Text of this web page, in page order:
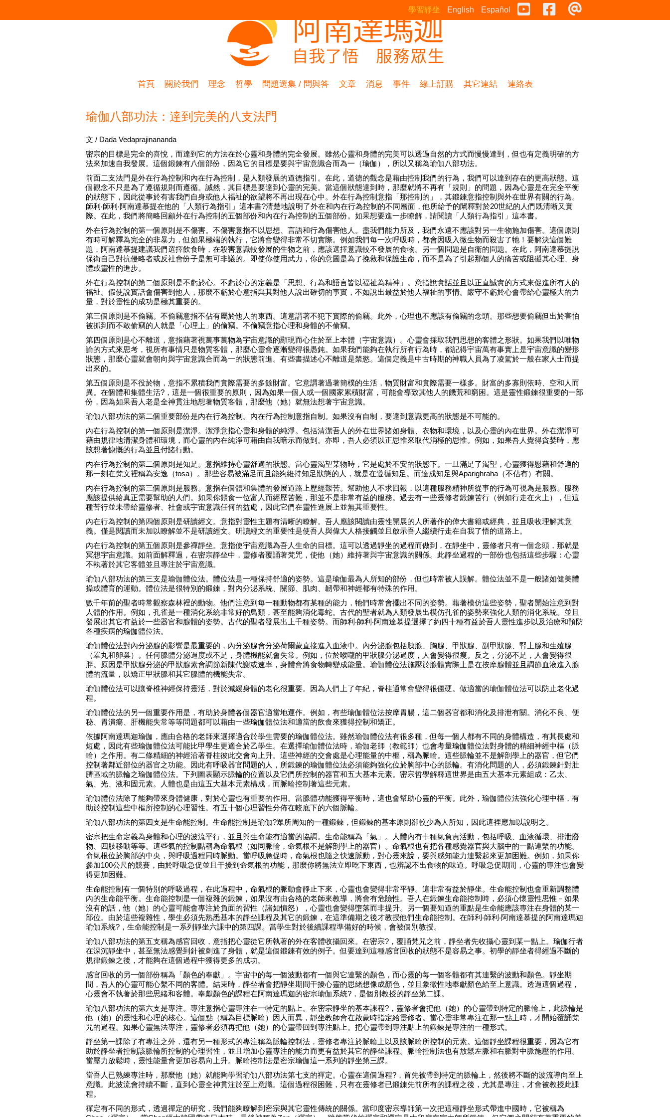
學習靜坐 English Español Youtube Facebook
首頁 關於我們 理念 哲學 問題選集 / 問與答 文章 消息 事件 線上訂購 其它連結 連絡表
瑜伽八部功法：達到完美的八支法門
文 / Dada Vedaprajinananda
密宗的目標是完全的喜悅，而達到它的方法在於心靈和身體的完全發展。雖然心靈和身體的完美可以透過自然的方式而慢慢達到，但也有定義明確的方
法來加速自我發展。這個鍛鍊有八個部份，因為它的目標是要與宇宙意識合而為一（瑜伽），所以又稱為瑜伽八部功法。
前面二支法門是外在行為控制和內在行為控制，是人類發展的道德指引。在此，道德的觀念是藉由控制我們的行為，我們可以達到存在的更高狀態。這
個觀念不只是為了遵循規則而遵循。誠然，其目標是要達到心靈的完美。當這個狀態達到時，那麼就將不再有「規則」的問題，因為心靈是在完全平衡
的狀態下，因此從事於有害我們自身或他人福祉的欲望將不再出現在心中。外在行為控制意指「那控制的」，其鍛鍊意指控制與外在世界有關的行為。
師利‧師利‧阿南達慕提在他的「人類行為指引」這本書?清楚地說明了外在和內在行為控制的不同層面，他所給予的闡釋對於20世紀的人們既清晰又實
際。在此，我們將簡略回顧外在行為控制的五個部份和內在行為控制的五個部份。如果想要進一步瞭解，請閱讀「人類行為指引」這本書。
外在行為控制的第一個原則是不傷害。不傷害意指不以思想、言語和行為傷害他人。盡我們能力所及，我們永遠不應該對另一生物施加傷害。這個原則
有時可解釋為完全的非暴力，但如果極端的執行，它將會變得非常不切實際。例如我們每一次呼吸時，都會因吸入微生物而殺害了牠！要解決這個難
題，阿南達慕提建議我們選擇飲食時，在殺害意識較發展的生物之前，應該選擇意識較不發展的食物。另一個問題是自衛的問題。在此，阿南達慕提說
保衛自己對抗侵略者或反社會份子是無可非議的。即使你使用武力，你的意圖是為了挽救和保護生命，而不是為了引起那個人的痛苦或阻礙其心理、身
體或靈性的進步。
外在行為控制的第二個原則是不虧於心。不虧於心的定義是「思想、行為和語言皆以福祉為精神」。意指說實話並且以正直誠實的方式來促進所有人的
福祉。假使說實話會傷害到他人，那麼不虧於心意指與其對他人說出確切的事實，不如說出最益於他人福祉的事情。嚴守不虧於心會帶給心靈極大的力
量，對於靈性的成功是極其重要的。
第三個原則是不偷竊。不偷竊意指不佔有屬於他人的東西。這意謂著不犯下實際的偷竊。此外，心理也不應該有偷竊的念頭。那些想要偷竊但出於害怕
被抓到而不敢偷竊的人就是「心理上」的偷竊。不偷竊意指心理和身體的不偷竊。
第四個原則是心不離道，意指藉著視萬事萬物為宇宙意識的顯現而心住於至上本體（宇宙意識）。心靈會採取我們思想的客體之形狀。如果我們以唯物
論的方式來思考，視所有事情只是物質客體，那麼心靈會逐漸變得很愚鈍。如果我們能夠在執行所有行為時，都記得宇宙萬有事實上是宇宙意識的變形
狀態，那麼心靈就會朝向與宇宙意識合而為一的狀態前進。有些書描述心不離道是禁慾。這個定義是中古時期的神職人員為了凌駕於一般在家人士而提
出來的。
第五個原則是不役於物，意指不累積我們實際需要的多餘財富。它意謂著過著簡樸的生活，物質財富和實際需要一樣多。財富的多寡則依時、空和人而
異。在個體和集體生活?，這是一個很重要的原則，因為如果一個人或一個國家累積財富，可能會導致其他人的饑荒和窮困。這是靈性鍛鍊很重要的一部
份，因為如果吾人老是全神貫注地想著物質客體，那麼他（她）就無法想著宇宙意識。
瑜伽八部功法的第二個重要部份是內在行為控制。內在行為控制意指自制。如果沒有自制，要達到意識更高的狀態是不可能的。
內在行為控制的第一個原則是潔淨。潔淨意指心靈和身體的純淨。包括清潔吾人的外在世界諸如身體、衣物和環境，以及心靈的內在世界。外在潔淨可
藉由規律地清潔身體和環境，而心靈的內在純淨可藉由自我暗示而做到。亦即，吾人必須以正思惟來取代消極的思惟。例如，如果吾人覺得貪婪時，應
該想著慷慨的行為並且付諸行動。
內在行為控制的第二個原則是知足。意指維持心靈舒適的狀態。當心靈渴望某物時，它是處於不安的狀態下。一旦滿足了渴望，心靈獲得慰藉和舒適的
那一刻在梵文裡稱為安逸（tosa）。那些容易被滿足而且能夠維持知足狀態的人，就是在遵循知足。而達成知足與Aparighraha（不佔有）有關。
內在行為控制的第三個原則是服務。意指在個體和集體的發展道路上歷經艱苦。幫助他人不求回報，以這種服務精神所從事的行為可視為是服務。服務
應該提供給真正需要幫助的人們。如果你餵食一位富人而經歷苦難，那並不是非常有益的服務。過去有一些靈修者鍛鍊苦行（例如行走在火上），但這
種苦行並未帶給靈修者、社會或宇宙意識任何的益處，因此它們在靈性進展上並無其重要性。
內在行為控制的第四個原則是研讀經文。意指對靈性主題有清晰的瞭解。吾人應該閱讀由靈性開展的人所著作的偉大書籍或經典，並且吸收理解其意
義。僅是閱讀而未加以瞭解並不是研讀經文。研讀經文的重要性是使吾人與偉大人格接觸並且啟示吾人繼續行走在自我了悟的道路上。
內在行為控制的第五個原則是參禪靜坐。意指使宇宙意識為吾人生命的目標。這可以透過靜坐的過程而做到，在靜坐中，靈修者只有一個念頭，那就是
冥想宇宙意識。如前面解釋過，在密宗靜坐中，靈修者覆誦著梵咒，使他（她）維持著與宇宙意識的關係。此靜坐過程的一部份也包括這些步驟：心靈
不執著於其它客體並且專注於宇宙意識。
瑜伽八部功法的第三支是瑜伽體位法。體位法是一種保持舒適的姿勢。這是瑜伽最為人所知的部份，但也時常被人誤解。體位法並不是一般諸如健美體
操或體育的運動。體位法是很特別的鍛鍊，對內分泌系統、關節、肌肉、韌帶和神經都有特殊的作用。
數千年前的聖者時常觀察森林裡的動物。他們注意到每一種動物都有某種的能力，牠們時常會擺出不同的姿勢。藉著模仿這些姿勢，聖者開始注意到對
人體的作用。例如，孔雀是一種消化系統非常好的鳥類，甚至能夠消化毒蛇。古代的聖者就為人類發展出模仿孔雀的姿勢來強化人類的消化系統。並且
發展出其它有益於一些器官和腺體的姿勢。古代的聖者發展出上千種姿勢。而師利‧師利‧阿南達慕提選擇了約四十種有益於吾人靈性進步以及治療和預防
各種疾病的瑜伽體位法。
瑜伽體位法對內分泌腺的影響是最重要的，內分泌腺會分泌荷爾蒙直接進入血液中。內分泌腺包括胰腺、胸腺、甲狀腺、副甲狀腺、腎上腺和生殖腺
（睪丸和卵巢）。任何腺體分泌過度或不足，身體機能就會失常。例如，位於喉嚨的甲狀腺分泌過度，人會變得很瘦。反之，分泌不足，人會變得很
胖。原因是甲狀腺分泌的甲狀腺素會調節新陳代謝或速率，身體會將食物轉變成能量。瑜伽體位法施壓於腺體實際上是在按摩腺體並且調節血液進入腺
體的流量，以矯正甲狀腺和其它腺體的機能失常。
瑜伽體位法可以讓脊椎神經保持靈活，對於減緩身體的老化很重要。因為人們上了年紀，脊柱通常會變得很僵硬。做適當的瑜伽體位法可以防止老化過
程。
瑜伽體位法的另一個重要作用是，有助於身體各個器官適當地運作。例如，有些瑜伽體位法按摩胃腸，這二個器官都和消化及排泄有關。消化不良、便
秘、胃潰瘍、肝機能失常等等問題都可以藉由一些瑜伽體位法和適當的飲食來獲得控制和矯正。
依據阿南達瑪迦瑜伽，應由合格的老師來選擇適合於學生需要的瑜伽體位法。雖然瑜伽體位法有很多種，但每一個人都有不同的身體構造，有其長處和
短處，因此有些瑜伽體位法可能比甲學生更適合於乙學生。在選擇瑜伽體位法時，瑜伽老師（教範師）也會考量瑜伽體位法對身體的精細神經中樞（脈
輪）之作用。有二條精細的神經沿著脊柱彼此交會向上升。這些神經的交會處是心理能量的中樞，稱為脈輪。這些脈輪並不是解剖學上的器官，但它們
控制著鄰近部位的器官之功能。因此有呼吸器官問題的人，所鍛鍊的瑜伽體位法必須能夠強化位於胸部中心的脈輪。有消化問題的人，必須鍛鍊針對肚
臍區域的脈輪之瑜伽體位法。下列圖表顯示脈輪的位置以及它們所控制的器官和五大基本元素。密宗哲學解釋這世界是由五大基本元素組成：乙太、
氣、光、液和固元素。人體也是由這五大基本元素構成，而脈輪控制著這些元素。
瑜伽體位法除了能夠帶來身體健康，對於心靈也有重要的作用。當腺體功能獲得平衡時，這也會幫助心靈的平衡。此外，瑜伽體位法強化心理中樞，有
助於控制這些中樞所控制的心理習性。有五十個心理習性分佈在較底下的六個脈輪。
瑜伽八部功法的第四支是生命能控制。生命能控制是瑜伽?眾所周知的一種鍛鍊，但鍛鍊的基本原則卻較少為人所知，因此這裡應加以說明之。
密宗把生命定義為身體和心理的波流平行，並且與生命能有適當的協調。生命能稱為「氣」。人體內有十種氣負責活動，包括呼吸、血液循環、排泄廢
物、四肢移動等等。這些氣的控制點稱為命氣根（如同脈輪，命氣根不是解剖學上的器官）。命氣根也有把各種感覺器官與大腦中的一點連繫的功能。
命氣根位於胸部的中央，與呼吸過程同時脈動。當呼吸急促時，命氣根也隨之快速脈動，對心靈來說，要與感知能力連繫起來更加困難。例如，如果你
參加100公尺的競賽，由於呼吸急促並且干擾到命氣根的功能，那麼你將無法立即吃下東西，也辨認不出食物的味道。呼吸急促期間，心靈的專注也會變
得更加困難。
生命能控制有一個特別的呼吸過程，在此過程中，命氣根的脈動會靜止下來，心靈也會變得非常平靜。這非常有益於靜坐。生命能控制也會重新調整體
內的生命能平衡。生命能控制是一個複雜的鍛鍊，如果沒有由合格的老師來教導，將會有危險性。吾人在鍛鍊生命能控制時，必須心懷靈性思惟－如果
沒有的話，他（她）的心靈可能會專注於負面的習性（諸如憤怒），心靈也會變得墮落而非提升。另一個要知道的重點是生命能應該專注在身體的某一
部位。由於這些複雜性，學生必須先熟悉基本的靜坐課程及其它的鍛鍊，在這準備期之後才教授他們生命能控制。在師利‧師利‧阿南達慕提的阿南達瑪迦
瑜伽系統?，生命能控制是一系列靜坐六課中的第四課。當學生對於後續課程準備好的時候，會被個別教授。
瑜伽八部功法的第五支稱為感官回收，意指把心靈從它所執著的外在客體收攝回來。在密宗?，覆誦梵咒之前，靜坐者先收攝心靈到某一點上。瑜伽行者
在深沉靜坐中，甚至無法感覺到針被刺進了身體，就是這個鍛鍊有效的例子。但要達到這種感官回收的狀態不是容易之事。初學的靜坐者得經過不斷的
規律鍛鍊之後，才能夠在這個過程中獲得更多的成功。
感官回收的另一個部份稱為「顏色的奉獻」。宇宙中的每一個波動都有一個與它連繫的顏色，而心靈的每一個客體都有其連繫的波動和顏色。靜坐期
間，吾人的心靈可能心繫不同的客體。結束時，靜坐者會把靜坐期間干擾心靈的思緒想像成顏色，並且象徵性地奉獻顏色給至上意識。透過這個過程，
心靈會不執著於那些思緒和客體。奉獻顏色的課程在阿南達瑪迦的密宗瑜伽系統?，是個別教授的靜坐第二課。
瑜伽八部功法的第六支是專注。專注意指心靈專注在一特定的點上。在密宗靜坐的基本課程?，靈修者會把他（她）的心靈帶到特定的脈輪上，此脈輪是
他（她）的靈性和心理的核心。這個點（稱為目標脈輪）因人而異，靜坐教師會在啟蒙時指定給靈修者。當心靈非常專注在那一點上時，才開始覆誦梵
咒的過程。如果心靈無法專注，靈修者必須再把他（她）的心靈帶回到專注點上。把心靈帶到專注點上的鍛鍊是專注的一種形式。
靜坐第一課除了有專注之外，還有另一種形式的專注稱為脈輪控制法，靈修者專注於脈輪上以及該脈輪所控制的元素。這個靜坐課程很重要，因為它有
助於靜坐者控制該脈輪所控制的心理習性，並且增加心靈專注的能力而更有益於其它的靜坐課程。脈輪控制法也有放鬆左脈和右脈對中脈施壓的作用。
當壓力放鬆時，靈性能量會更加容易向上升。脈輪控制法是密宗瑜伽這一系列的靜坐第三課。
當吾人已熟練專注時，那麼他（她）就能夠學習瑜伽八部功法第七支的禪定。心靈在這個過程?，首先被帶到特定的脈輪上，然後將不斷的波流導向至上
意識。此波流會持續不斷，直到心靈全神貫注於至上意識。這個過程很困難，只有在靈修者已鍛鍊先前所有的課程之後，尤其是專注，才會被教授此課
程。
禪定有不同的形式，透過禪定的研究，我們能夠瞭解到密宗與其它靈性傳統的關係。當印度密宗導師第一次把這種靜坐形式帶進中國時，它被稱為